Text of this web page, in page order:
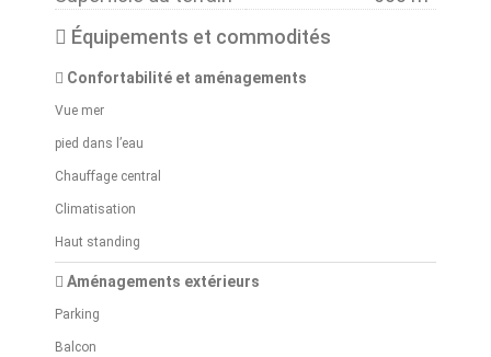
Équipements et commodités
Confortabilité et aménagements
Vue mer
pied dans l’eau
Chauffage central
Climatisation
Haut standing
Aménagements extérieurs
Parking
Balcon